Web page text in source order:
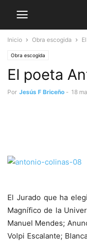
Inicio Obra escogida
Obra escogida
El poeta
Por Jesús F Briceño - 18
El Jurado que ha
Magnífico de la
Manuel Mendes;
Volpi Escalante;